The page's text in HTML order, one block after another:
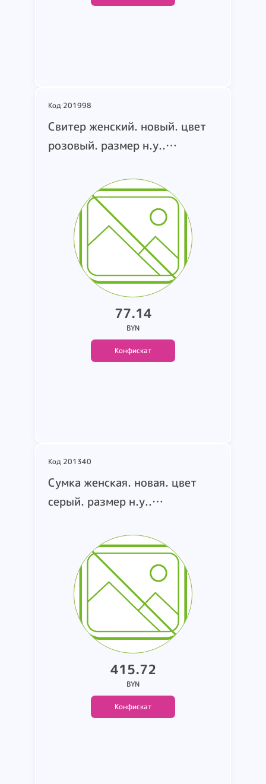
Код 201998
Cвитер женский. новый. цвет
розовый. размер н.у..
т.м. J-CLAIR. страна
производства Италия. состав:
49% вискоза. 28% полиамид.
23% нейлон (коробка 411)
77.14
BYN
Конфискат
Код 201340
Cумка женская. новая. цвет
серый. размер н.у..
sheep A0GK. т.м. PINKO. страна
производства н.у.. состав: н.у.
(коробка 305)
415.72
BYN
Конфискат